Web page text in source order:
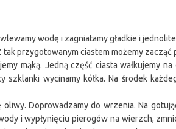
wodę i zagniatamy gładkie i
przygotowanym ciastem możemy zacząć
mąką. Jedną część ciasta wałkujemy
wycinamy kółka. Na środek
Doprowadzamy do wrzenia. Na
i wypłynięciu pierogów na wierzch,